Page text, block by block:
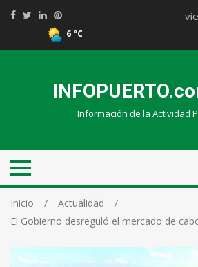
6 °C
Información de la Actividad
Inicio
Actualidad
El Gobierno desreguló el mercado de